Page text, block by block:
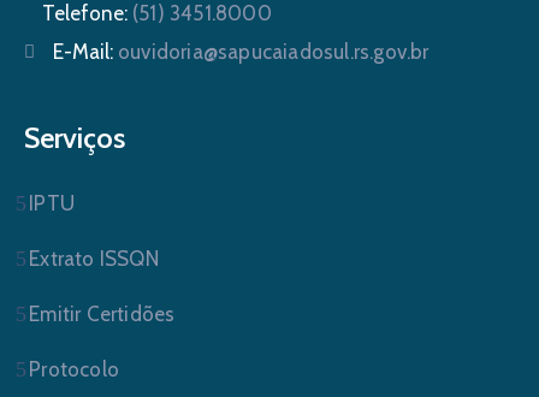
Telefone: (51) 3451.8000
E-Mail: ouvidoria@sapucaiadosul.rs.gov.br
Serviços
IPTU
Extrato ISSQN
Emitir Certidões
Protocolo